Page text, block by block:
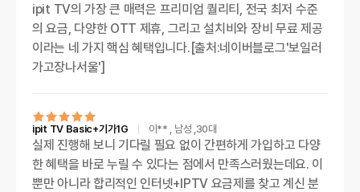
ipit TV의 가장 큰 매력은 프리미엄 퀄리티, 전국 최저 수준
의 요금, 다양한 OTT 제휴, 그리고 설치비와 장비 무료 제공
이라는 네 가지 핵심 혜택입니다.[출처:네이버블로그'보일러
가고장나서울']
ipit TV Basic+기가1G 이** , 남성 ,30대
실제 진행해 보니 기다릴 필요 없이 간편하게 가입하고 다양
한 혜택을 바로 누릴 수 있다는 점에서 만족스러웠는데요. 이
뿐만 아니라 합리적인 인터넷+IPTV 요금제를 찾고 계신 분